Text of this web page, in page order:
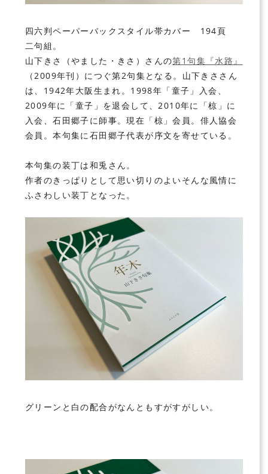
四六判ペーパーバックスタイル帯カバー 194頁
二句組。
山下きさ（やました・きさ） さんの第1句集『水路』
（2009年刊）につぐ第2句集となる。山下きささん
は、1942年大阪生まれ。1998年 「童子」
入会、
2009年に「童子」を退会して、2010年に 「椋」 に
入会、石田郷子に師事。現在「椋」会員。俳人協会
会員。本句集に石田郷子代表が序文を寄せている。
本句集の装丁は和兎さん。
作者のきっぱりとして思い切りのよいそんな風情に
ふさわしい装丁となった。
グリーンと白の配合がなんともすがすがしい。